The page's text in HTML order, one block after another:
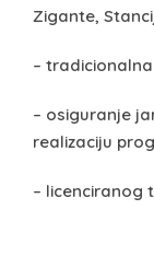
Zigante,
–
– osiguranje
realizaciju
– licenciranog